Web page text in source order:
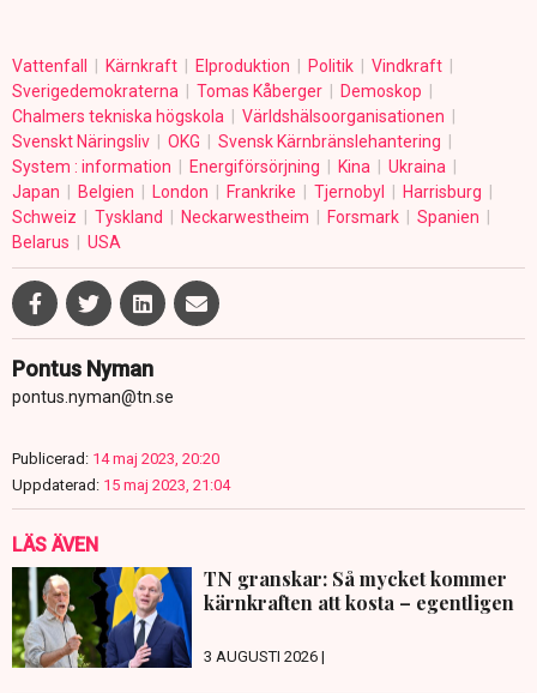
Vattenfall Kärnkraft Elproduktion Politik
Vindkraft
Sverigedemokraterna
Tomas Kåberger
Demoskop
Chalmers tekniska högskola
Världshälsoorganisationen
Svenskt Näringsliv
OKG
Svensk Kärnbränslehantering
System : information
Energiförsörjning Kina
Ukraina
Japan
Belgien London Frankrike Tjernobyl
Harrisburg
Schweiz
Tyskland Neckarwestheim Forsmark
Spanien
Belarus
USA
Pontus Nyman
pontus.nyman@tn.se
Publicerad: 14 maj 2023, 20:20
Uppdaterad: 15 maj 2023, 21:04
LÄS ÄVEN
TN granskar: Så mycket kommer
kärnkraften att kosta – egentligen
3 AUGUSTI 2026 |